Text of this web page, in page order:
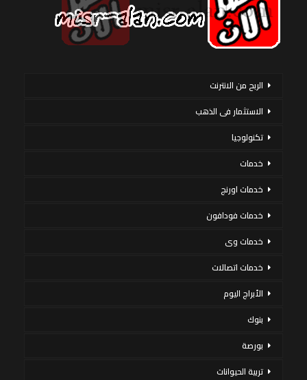
الربح من الانترنت
الاستثمار فى الذهب
تكنولوجيا
خدمات
خدمات اورنج
خدمات فودافون
خدمات وى
خدمات اتصالات
الأبراج اليوم
بنوك
بورصة
تربية الحيوانات